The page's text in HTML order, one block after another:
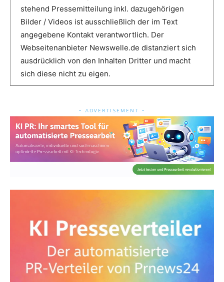
stehend Pressemitteilung inkl. dazugehörigen
Bilder / Videos ist ausschließlich der im Text
angegebene Kontakt verantwortlich. Der
Webseitenanbieter Newswelle.de distanziert sich
ausdrücklich von den Inhalten Dritter und macht
sich diese nicht zu eigen.
- ADVERTISEMENT -